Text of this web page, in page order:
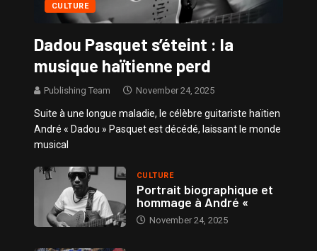
CULTURE
Dadou Pasquet s’éteint : la
musique haïtienne perd
Publishing Team November 24, 2025
Suite à une longue maladie, le célèbre guitariste haïtien
André « Dadou » Pasquet est décédé, laissant le monde
musical
CULTURE
Portrait biographique et
hommage à André «
November 24, 2025